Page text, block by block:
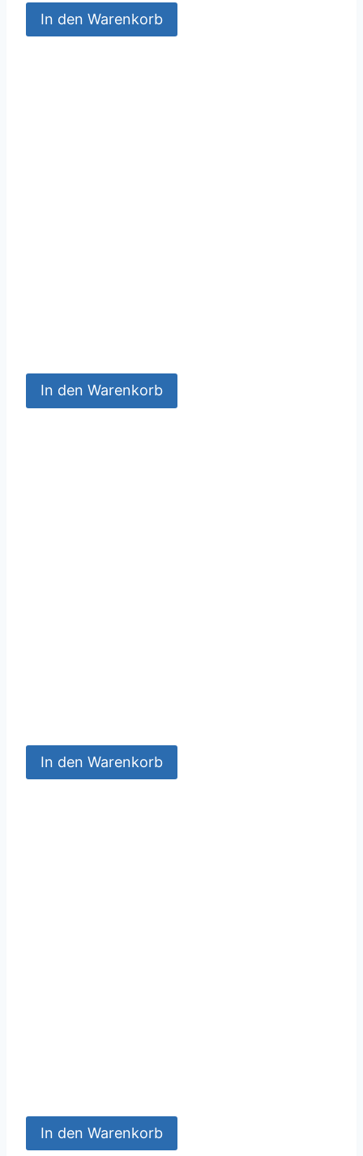
In den Warenkorb
In den Warenkorb
In den Warenkorb
In den Warenkorb